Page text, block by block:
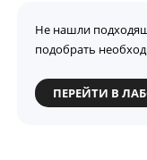
Не нашли
подобрать
ПЕРЕЙТИ В